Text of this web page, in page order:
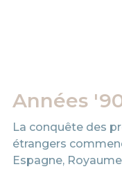
Années
La conquête des
étrangers
Espagne,